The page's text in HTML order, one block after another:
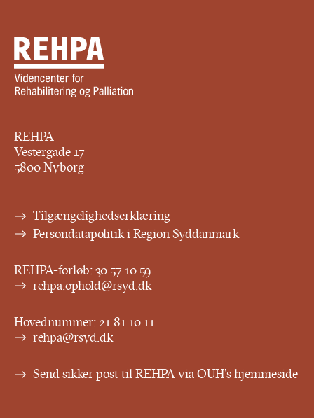
REHPA
Vestergade 17
5800 Nyborg
Tilgængelighedserklæring
Persondatapolitik i Region Syddanmark
REHPA-forløb:30 57 10 59
rehpa.ophold@rsyd.dk
Hovednummer:21 81 10 11
rehpa@rsyd.dk
Send sikker post til REHPA via OUH’s hjemmeside